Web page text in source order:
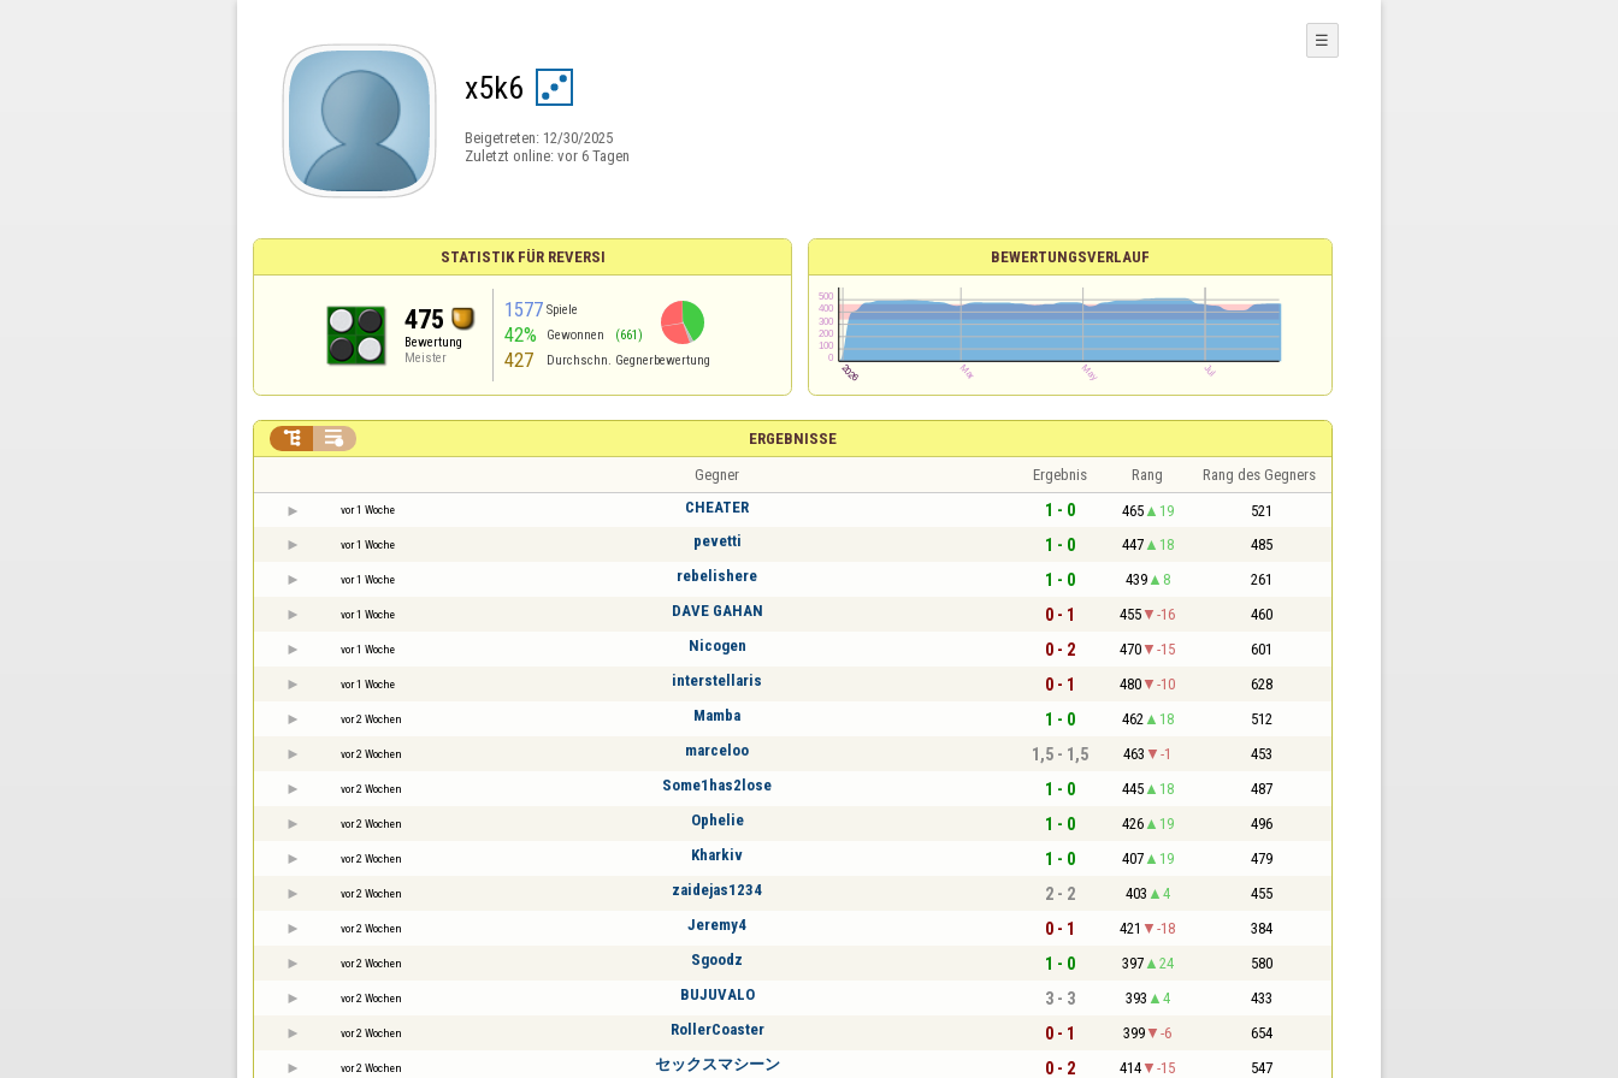
x5k6
Beigetreten: 12/30/2025
Zuletzt online: vor 6 Tagen
☰
STATISTIK FÜR REVERSI
475
Bewertung
Meister
1577 Spiele
42% Gewonnen (661)
427 Durchschn. Gegnerbewertung
BEWERTUNGSVERLAUF
ERGEBNISSE
 
Gegner Ergebnis Rang Rang des Gegners
vor 1 Woche CHEATER 1 - 0 465 19 521
vor 1 Woche pevetti 1 - 0 447 18 485
vor 1 Woche rebelishere 1 - 0 439 8 261
vor 1 Woche DAVE GAHAN 0 - 1 455 -16 460
vor 1 Woche Nicogen 0 - 2 470 -15 601
vor 1 Woche interstellaris 0 - 1 480 -10 628
vor 2 Wochen Mamba 1 - 0 462 18 512
vor 2 Wochen marceloo 1,5 - 1,5 463 -1 453
vor 2 Wochen Some1has2lose 1 - 0 445 18 487
vor 2 Wochen Ophelie 1 - 0 426 19 496
vor 2 Wochen Kharkiv 1 - 0 407 19 479
vor 2 Wochen zaidejas1234 2 - 2 403 4 455
vor 2 Wochen Jeremy4 0 - 1 421 -18 384
vor 2 Wochen Sgoodz 1 - 0 397 24 580
vor 2 Wochen BUJUVALO 3 - 3 393 4 433
vor 2 Wochen RollerCoaster 0 - 1 399 -6 654
vor 2 Wochen セックスマシーン 0 - 2 414 -15 547